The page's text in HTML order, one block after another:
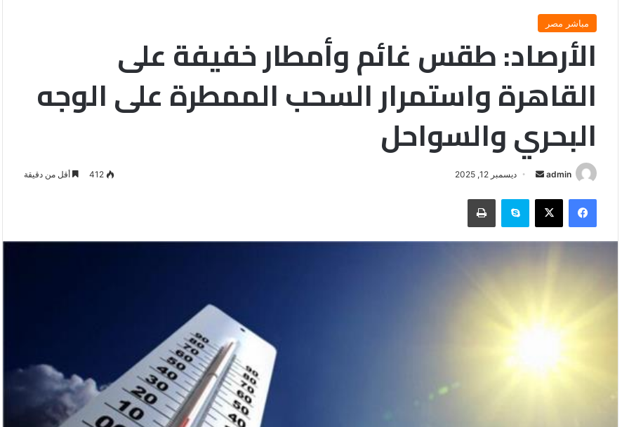
مباشر مصر
الأرصاد: طقس غائم وأمطار خفيفة على
القاهرة واستمرار السحب الممطرة على الوجه
البحري والسواحل
admin
أرسل
إلكترونيا
ديسمبر 12, 2025 412 أقل من دقيقة
فيسبوك ‫X سكايب طباعة